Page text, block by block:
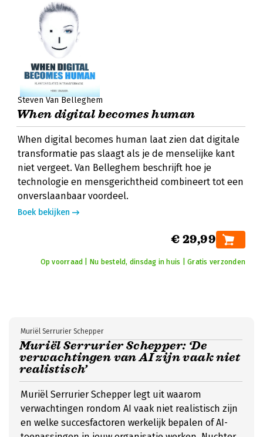
Steven Van Belleghem
When digital becomes human
When digital becomes human laat zien dat digitale
transformatie pas slaagt als je de menselijke kant
niet vergeet. Van Belleghem beschrijft hoe je
technologie en mensgerichtheid combineert tot een
onverslaanbaar voordeel.
Boek bekijken
€ 29,99
Op voorraad | Nu besteld, dinsdag in huis | Gratis verzonden
Muriël Serrurier Schepper: ‘De
verwachtingen van AI zijn vaak niet
realistisch’
Muriël Serrurier Schepper
Muriël Serrurier Schepper legt uit waarom
verwachtingen rondom AI vaak niet realistisch zijn
en welke succesfactoren werkelijk bepalen of AI-